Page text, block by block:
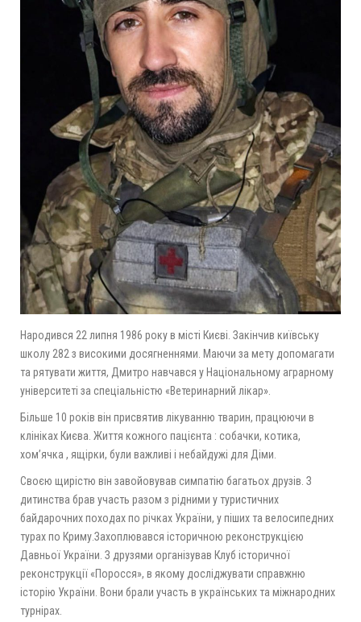
Народився 22 липня 1986 року в місті Києві. Закінчив київську
школу 282 з високими досягненнями. Маючи за мету допомагати
та рятувати життя, Дмитро навчався у Національному аграрному
університеті за спеціальністю «Ветеринарний лікар».
Більше 10 років він присвятив лікуванню тварин, працюючи в
клініках Києва. Життя кожного пацієнта : собачки, котика,
хом’ячка , ящірки, були важливі і небайдужі для Діми.
Своєю щирістю він завойовував симпатію багатьох друзів. З
дитинства брав участь разом з рідними у туристичних
байдарочних походах по річках України, у піших та велосипедних
турах по Криму.Захоплювався історичною реконструкцією
Давньої України. З друзями організував Клуб історичної
реконструкції «Поросся», в якому досліджувати справжню
історію України. Вони брали участь в українських та міжнародних
турнірах.